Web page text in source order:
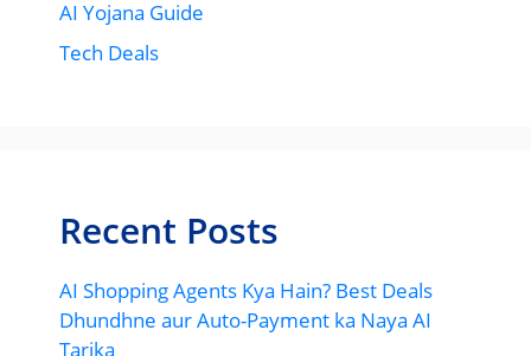
AI Yojana Guide
Tech Deals
Recent Posts
AI Shopping Agents Kya Hain? Best Deals
Dhundhne aur Auto-Payment ka Naya AI
Tarika